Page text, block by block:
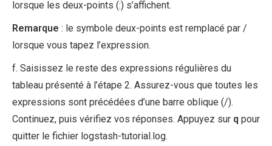
lorsque les deux-points (:) s’affichent.
Remarque : le symbole deux-points est remplacé par /
lorsque vous tapez l’expression.
f. Saisissez le reste des expressions régulières du
tableau présenté à l’étape 2. Assurez-vous que toutes les
expressions sont précédées d’une barre oblique (/).
Continuez, puis vérifiez vos réponses. Appuyez sur q pour
quitter le fichier logstash-tutorial.log.